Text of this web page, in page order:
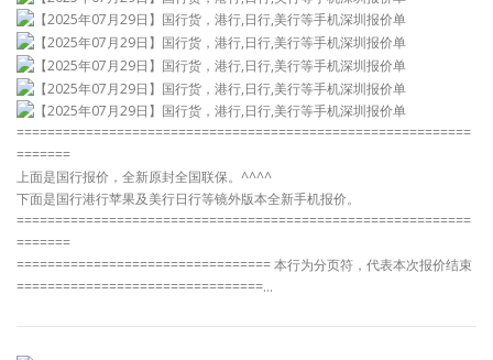
===========================================================
=======
上面是国行报价，全新原封全国联保。^^^^
下面是国行港行苹果及美行日行等镜外版本全新手机报价。
===========================================================
=======
================================= 本行为分页符，代表本次报价结束
================================…